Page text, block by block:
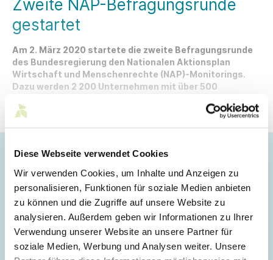
Diese Webseite verwendet Cookies
Wir verwenden Cookies, um Inhalte und Anzeigen zu
personalisieren, Funktionen für soziale Medien anbieten
zu können und die Zugriffe auf unsere Website zu
analysieren. Außerdem geben wir Informationen zu Ihrer
Verwendung unserer Website an unsere Partner für
soziale Medien, Werbung und Analysen weiter. Unsere
Zweite NAP-Befragungsrunde
gestartet
Am 2. März 2020 startete die zweite Befragungsrunde
des Bundesregierung den Nationalen Aktionsplan
Wirtschaft und Menschenrechte (NAP)-Monitorings.
Dazu werden 2 200 Unternehmen mit über 500
aufgefordert, den Fragebogen auszufüllen. Die
Hoppla!
Dieser Artikel ist nur für Mitglieder sichtbar.
Login